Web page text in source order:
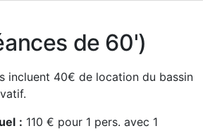
de 60')
incluent 40€ de location du bassin
: 110 € pour 1 pers. avec 1